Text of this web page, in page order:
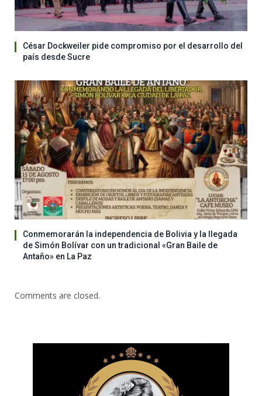
César Dockweiler pide compromiso por el desarrollo del
país desde Sucre
Conmemorarán la independencia de Bolivia y la llegada
de Simón Bolívar con un tradicional «Gran Baile de
Antaño» en La Paz
Comments are closed.